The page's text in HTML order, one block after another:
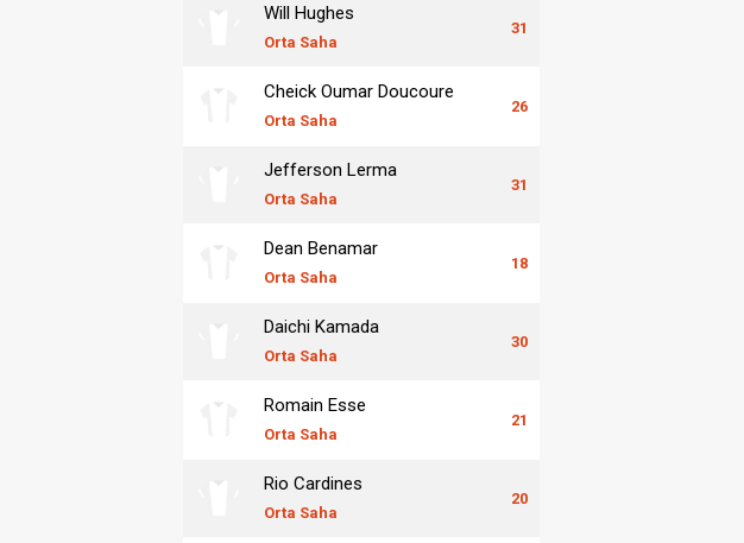
Will Hughes
Orta Saha
31
Cheick Oumar Doucoure
Orta Saha
26
Jefferson Lerma
Orta Saha
31
Dean Benamar
Orta Saha
18
Daichi Kamada
Orta Saha
30
Romain Esse
Orta Saha
21
Rio Cardines
Orta Saha
20